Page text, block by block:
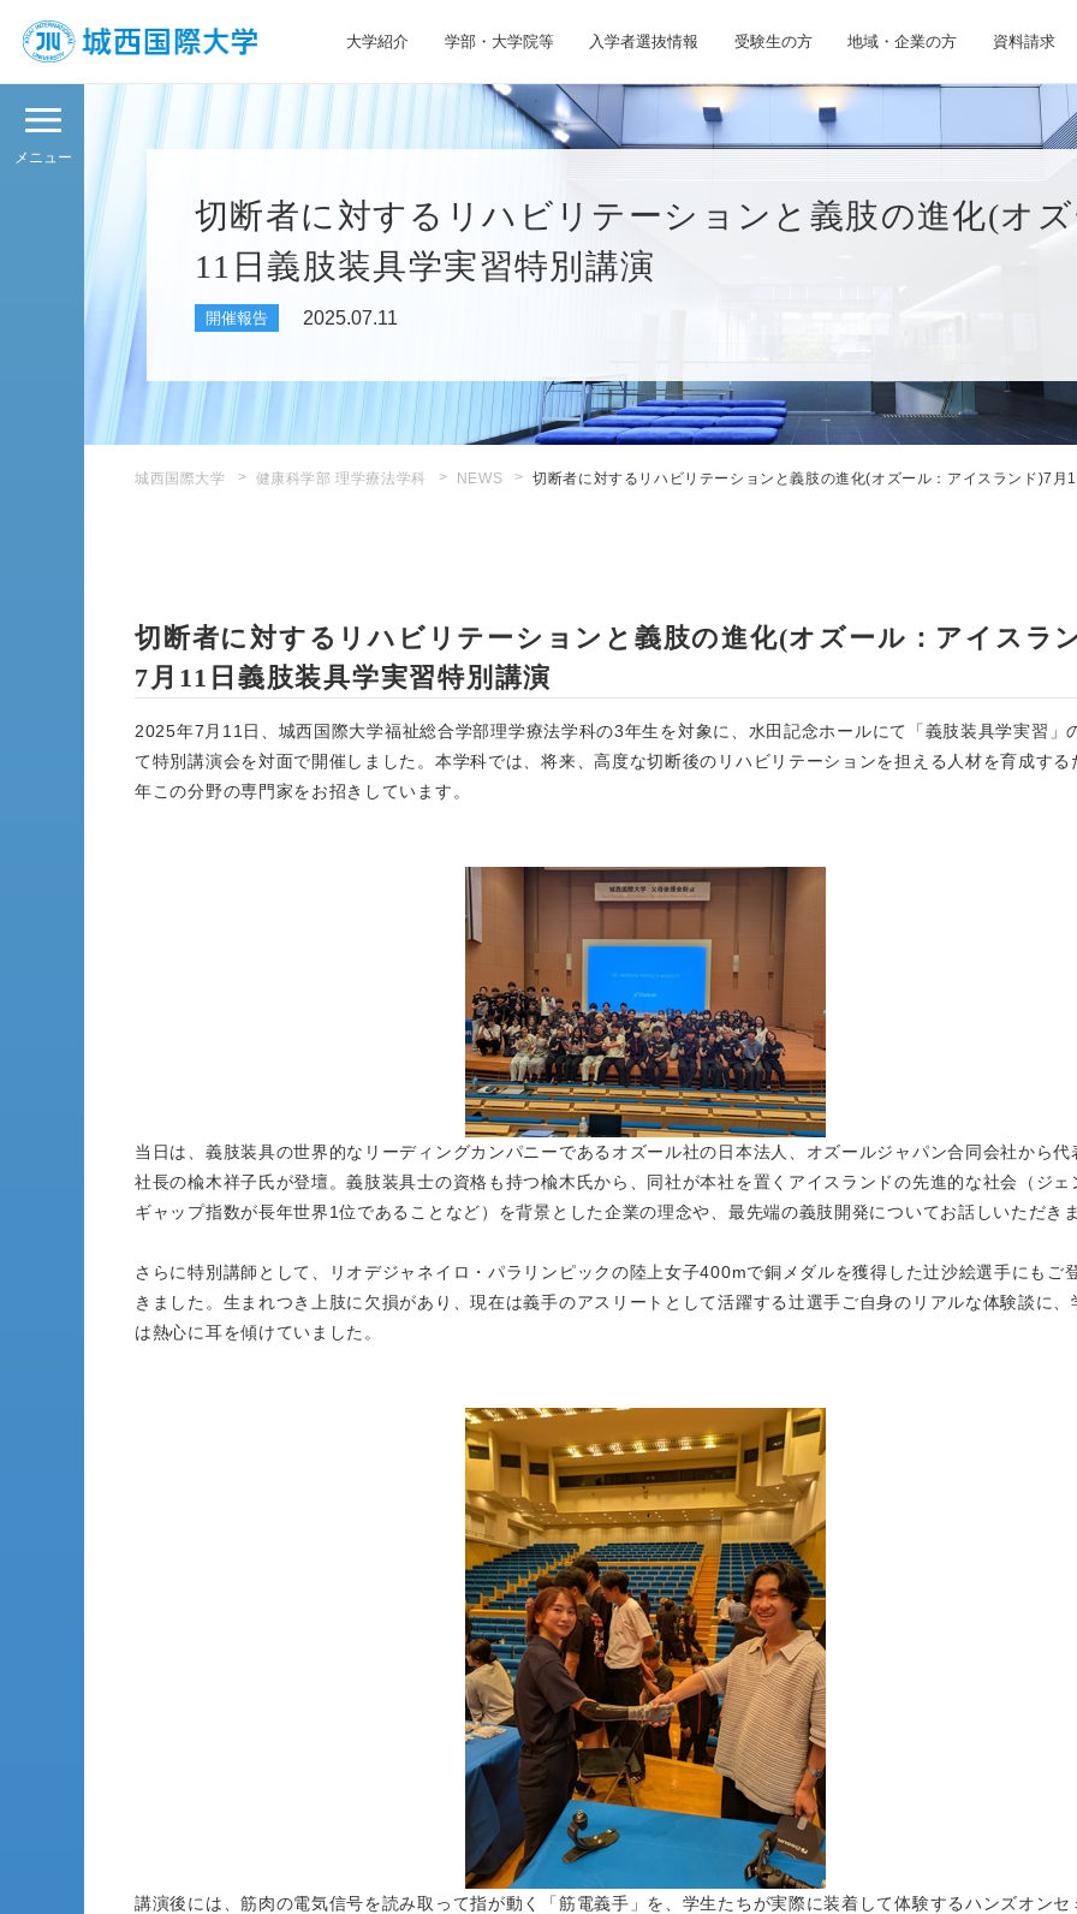
大学紹介 学部・大学院等 入学者選抜情報 受験生の方 地域・企業の方 資料請求
メニュー
切断者に対するリハビリテーションと義肢の進化(オ
11日義肢装具学実習特別講演
開催報告 2025.07.11
城西国際大学 健康科学部 理学療法学科 NEWS 切断者に対するリハビリテーションと義肢の進化(オズール：アイスランド)7月
切断者に対するリハビリテーションと義肢の進化(オズール：アイスラ
7月11日義肢装具学実習特別講演
2025年7月11日、城西国際大学福祉総合学部理学療法学科の3年生を対象に、水田記念ホールにて「義肢装具学実習」
て特別講演会を対面で開催しました。本学科では、将来、高度な切断後のリハビリテーションを担える人材を育成する
年この分野の専門家をお招きしています。
当日は、義肢装具の世界的なリーディングカンパニーであるオズール社の日本法人、オズールジャパン合同会社から代
社長の楡木祥子氏が登壇。義肢装具士の資格も持つ楡木氏から、同社が本社を置くアイスランドの先進的な社会（ジェ
ギャップ指数が長年世界1位であることなど）を背景とした企業の理念や、最先端の義肢開発についてお話しいただき
さらに特別講師として、リオデジャネイロ・パラリンピックの陸上女子400mで銅メダルを獲得した辻沙絵選手にもご
きました。生まれつき上肢に欠損があり、現在は義手のアスリートとして活躍する辻選手ご自身のリアルな体験談に、
は熱心に耳を傾けていました。
講演後には、筋肉の電気信号を読み取って指が動く「筋電義手」を、学生たちが実際に装着して体験するハンズオンセ